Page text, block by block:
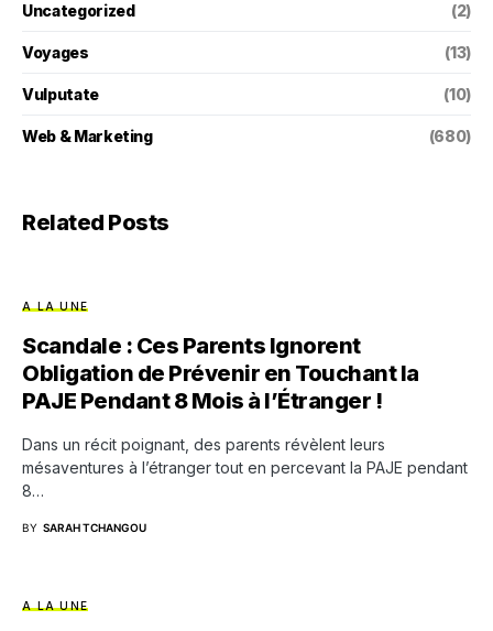
Uncategorized (2)
Voyages (13)
Vulputate (10)
Web & Marketing (680)
Related Posts
A LA UNE
Scandale : Ces Parents Ignorent
Obligation de Prévenir en Touchant la
PAJE Pendant 8 Mois à l’Étranger !
Dans un récit poignant, des parents révèlent leurs
mésaventures à l’étranger tout en percevant la PAJE pendant
8…
BY SARAH TCHANGOU
A LA UNE